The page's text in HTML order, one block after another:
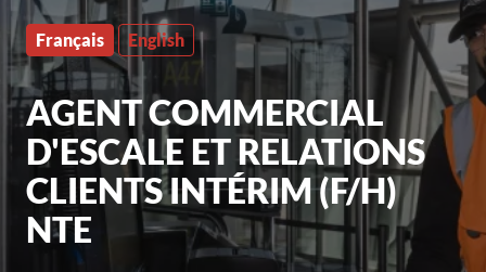
Français English
AGENT COMMERCIAL
D'ESCALE ET RELATIONS
CLIENTS INTÉRIM (F/H)
NTE